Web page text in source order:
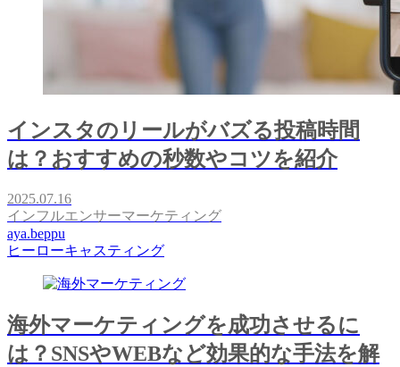
インスタのリールがバズる投稿時間
は？おすすめの秒数やコツを紹介
2025.07.16
インフルエンサーマーケティング
aya.beppu
ヒーローキャスティング
海外マーケティングを成功させるに
は？SNSやWEBなど効果的な手法を解